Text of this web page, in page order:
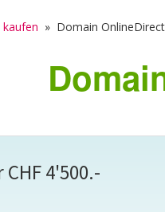
» Domain
4'500.-